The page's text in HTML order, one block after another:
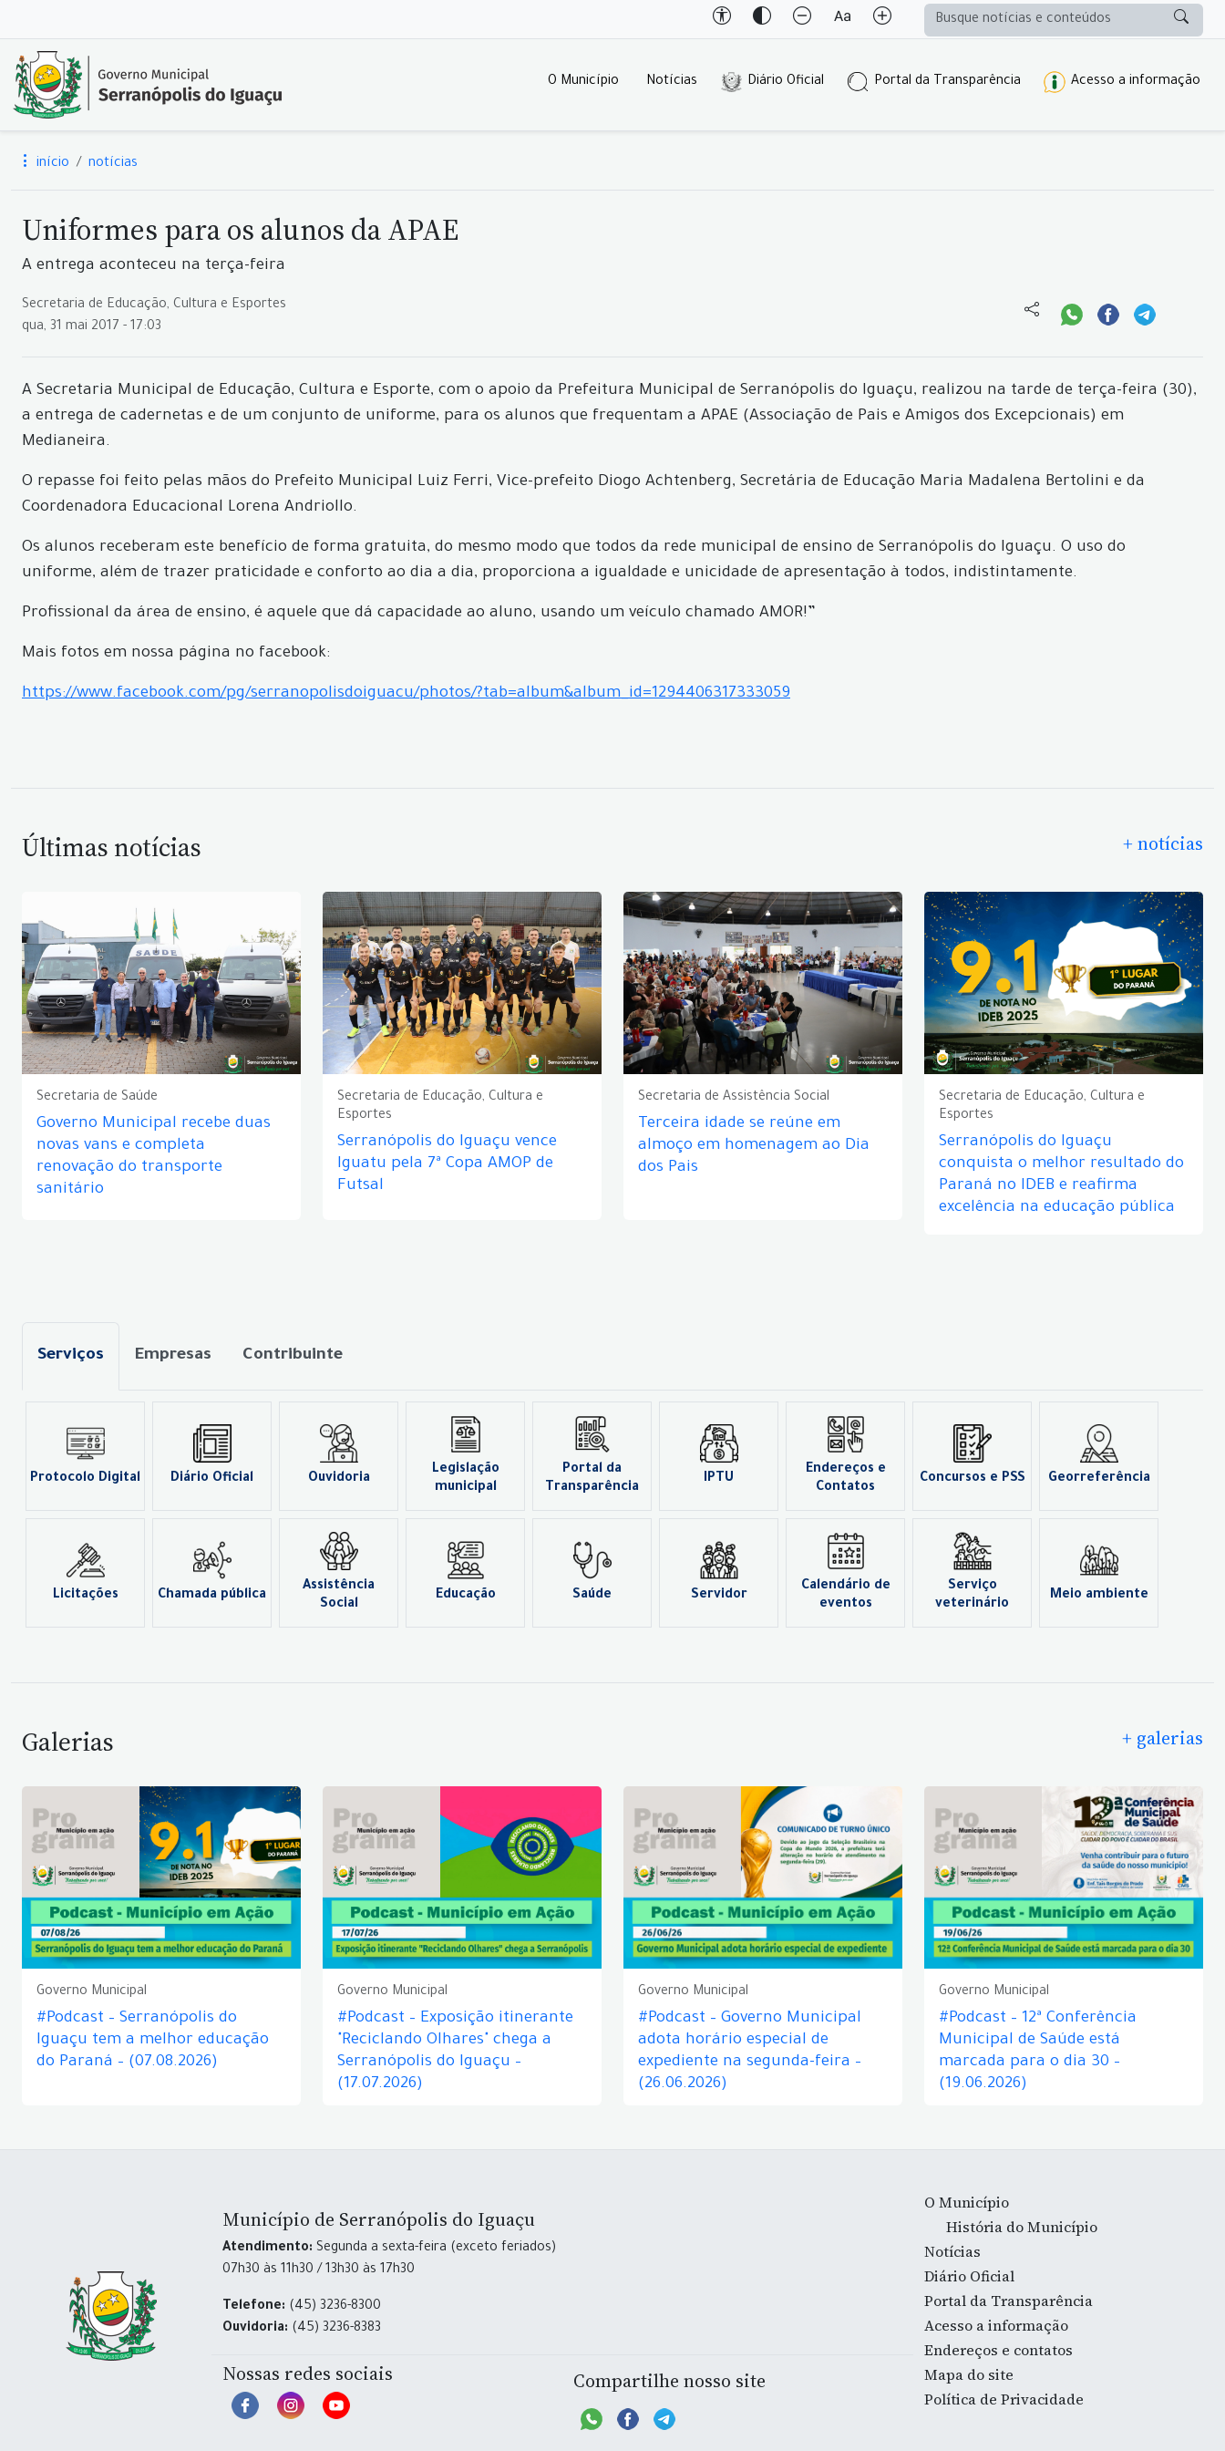
O Município Notícias Diário Oficial Portal da Transparência Acesso a informação
início notícias
Uniformes para os alunos da APAE
A entrega aconteceu na terça-feira
Secretaria de Educação, Cultura e Esportes
qua, 31 mai 2017 - 17:03
A Secretaria Municipal de Educação, Cultura e Esporte, com o apoio da Prefeitura Municipal de Serranópolis do Iguaçu, realizou na tarde de terça-feira (30),
a entrega de cadernetas e de um conjunto de uniforme, para os alunos que frequentam a APAE (Associação de Pais e Amigos dos Excepcionais) em
Medianeira.
O repasse foi feito pelas mãos do Prefeito Municipal Luiz Ferri, Vice-prefeito Diogo Achtenberg, Secretária de Educação Maria Madalena Bertolini e da
Coordenadora Educacional Lorena Andriollo.
Os alunos receberam este benefício de forma gratuita, do mesmo modo que todos da rede municipal de ensino de Serranópolis do Iguaçu. O uso do
uniforme, além de trazer praticidade e conforto ao dia a dia, proporciona a igualdade e unicidade de apresentação à todos, indistintamente.
Profissional da área de ensino, é aquele que dá capacidade ao aluno, usando um veículo chamado AMOR!”
Mais fotos em nossa página no facebook:
https://www.facebook.com/pg/serranopolisdoiguacu/photos/?tab=album&album_id=1294406317333059
Últimas notícias + notícias
Secretaria de Saúde
Governo Municipal recebe duas
novas vans e completa
renovação do transporte
sanitário
Secretaria de Educação, Cultura e
Esportes
Serranópolis do Iguaçu vence
Iguatu pela 7ª Copa AMOP de
Futsal
Secretaria de Assistência Social
Terceira idade se reúne em
almoço em homenagem ao Dia
dos Pais
Secretaria de Educação, Cultura e
Esportes
Serranópolis do Iguaçu
conquista o melhor resultado do
Paraná no IDEB e reafirma
excelência na educação pública
Serviços Empresas Contribuinte
Protocolo Digital Diário Oficial Ouvidoria
Legislação
municipal
Portal da
Transparência
IPTU
Endereços e
Contatos
Concursos e PSS Georreferência
Licitações Chamada pública
Assistência
Social
Educação Saúde Servidor
Calendário de
eventos
Serviço
veterinário
Meio ambiente
Galerias + galerias
Governo Municipal
#Podcast – Serranópolis do
Iguaçu tem a melhor educação
do Paraná – (07.08.2026)
Governo Municipal
#Podcast – Exposição itinerante
"Reciclando Olhares" chega a
Serranópolis do Iguaçu –
(17.07.2026)
Governo Municipal
#Podcast – Governo Municipal
adota horário especial de
expediente na segunda-feira –
(26.06.2026)
Governo Municipal
#Podcast – 12ª Conferência
Municipal de Saúde está
marcada para o dia 30 –
(19.06.2026)
Município de Serranópolis do Iguaçu
Atendimento: Segunda a sexta-feira (exceto feriados)
07h30 às 11h30 / 13h30 às 17h30
Telefone: (45) 3236-8300
Ouvidoria: (45) 3236-8383
Nossas redes sociais Compartilhe nosso site
O Município
História do Município
Notícias
Diário Oficial
Portal da Transparência
Acesso a informação
Endereços e contatos
Mapa do site
Política de Privacidade